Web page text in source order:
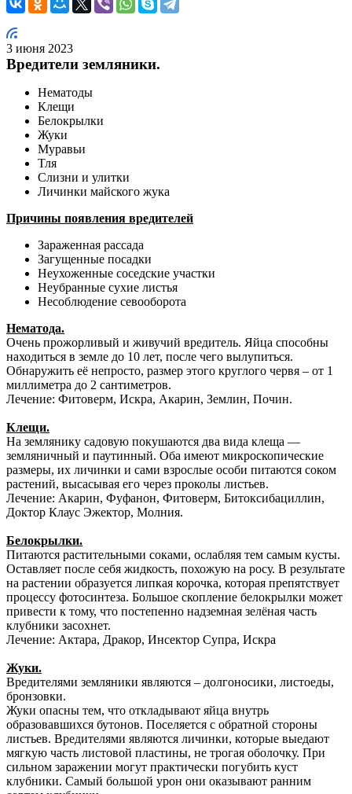
3 июня 2023
Вредители земляники.
Нематоды
Клещи
Белокрылки
Жуки
Муравьи
Тля
Слизни и улитки
Личинки майского жука
Причины появления вредителей
Зараженная рассада
Загущенные посадки
Неухоженные соседские участки
Неубранные сухие листья
Несоблюдение севооборота
Нематода.
Очень прожорливый и живучий вредитель. Яйца способны
находиться в земле до 10 лет, после чего вылупиться.
Обнаружить её непросто, размер этого круглого червя – от 1
миллиметра до 2 сантиметров.
Лечение: Фитоверм, Искра, Акарин, Землин, Почин.
Клещи.
На землянику садовую покушаются два вида клеща —
земляничный и паутинный. Оба имеют микроскопические
размеры, их личинки и сами взрослые особи питаются соком
растений, высасывая его через проколы листьев.
Лечение: Акарин, Фуфанон, Фитоверм, Битоксибациллин,
Доктор Клаус Эжектор, Молния.
Белокрылки.
Питаются растительными соками, ослабляя тем самым кусты.
Оставляет после себя жидкость, похожую на росу. В результате
на растении образуется липкая корочка, которая препятствует
процессу фотосинтеза. Большое скопление белокрылки может
привести к тому, что постепенно надземная зелёная часть
клубники засохнет.
Лечение: Актара, Дракор, Инсектор Супра, Искра
Жуки.
Вредителями земляники являются – долгоносики, листоеды,
бронзовки.
Жуки опасны тем, что откладывают яйца внутрь
образовавшихся бутонов. Поселяется с обратной стороны
листьев. Вредителями являются личинки, которые выедают
мягкую часть листовой пластины, не трогая оболочку. При
сильном заражении могут практически погубить куст
клубники. Самый большой урон они оказывают ранним